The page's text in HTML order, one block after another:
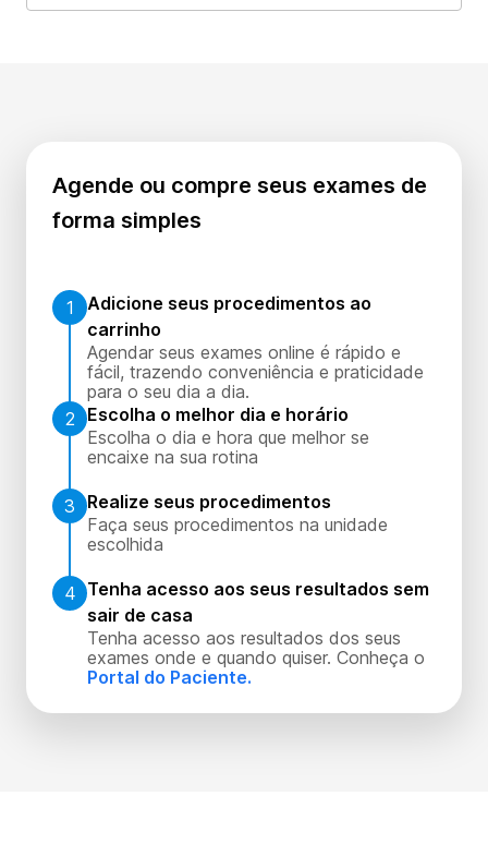
Agende ou compre seus exames de
forma simples
1
Adicione seus procedimentos ao
carrinho
Agendar seus exames online é rápido e
fácil, trazendo conveniência e praticidade
para o seu dia a dia.
2
Escolha o melhor dia e horário
Escolha o dia e hora que melhor se
encaixe na sua rotina
3
Realize seus procedimentos
Faça seus procedimentos na unidade
escolhida
4 Tenha acesso aos seus resultados sem
sair de casa
Tenha acesso aos resultados dos seus
exames onde e quando quiser. Conheça o
Portal do Paciente.